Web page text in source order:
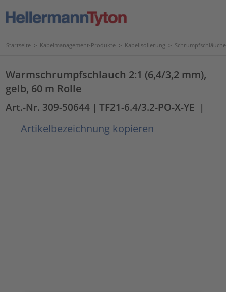
Startseite > Kabelmanagement-Produkte > Kabelisolierung > Schrumpfschläuche
Warmschrumpfschlauch 2:1 (6,4/3,2 mm),
gelb, 60 m Rolle
Art.-Nr. 309-50644 | TF21-6.4/3.2-PO-X-YE |
Artikelbezeichnung kopieren